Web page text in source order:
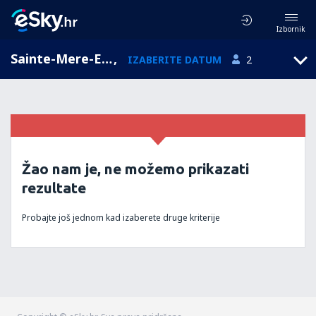
Izbornik
Sainte-Mere-Eglise, Donja Normandija, Francuska, IZABERITE DATUM 2
Žao nam je, ne možemo prikazati
rezultate
Probajte još jednom kad izaberete druge kriterije